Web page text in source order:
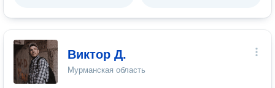
Виктор Д.
Мурманская область